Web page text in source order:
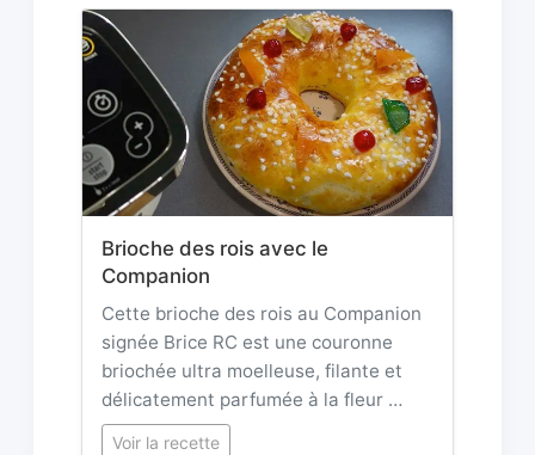
Brioche des rois avec le
Companion
Cette brioche des rois au Companion
signée Brice RC est une couronne
briochée ultra moelleuse, filante et
délicatement parfumée à la fleur …
Voir la recette